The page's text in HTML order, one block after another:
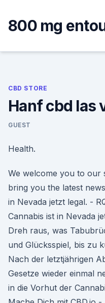
content
800 mg
CBD STORE
Hanf cbd las
GUEST
Health.
We welcome you to our
bring you the latest
in Nevada jetzt legal. -
Cannabis ist in Nevada
Dreh raus, was
und Glücksspiel, bis zu
Nach der letztjährigen
Gesetze wieder einmal
in die Vorhut der